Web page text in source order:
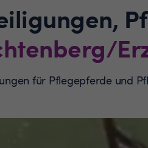
für Pflegepferde und